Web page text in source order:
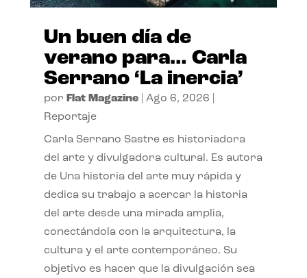
Un buen día de
verano para… Carla
Serrano ‘La inercia’
por Flat Magazine| Ago 6, 2026
Reportaje
Carla Serrano Sastre es historiadora
del arte y divulgadora cultural. Es autora
de Una historia del arte muy rápida y
dedica su trabajo a acercar la historia
del arte desde una mirada amplia,
conectándola con la arquitectura, la
cultura y el arte contemporáneo. Su
objetivo es hacer que la divulgación sea